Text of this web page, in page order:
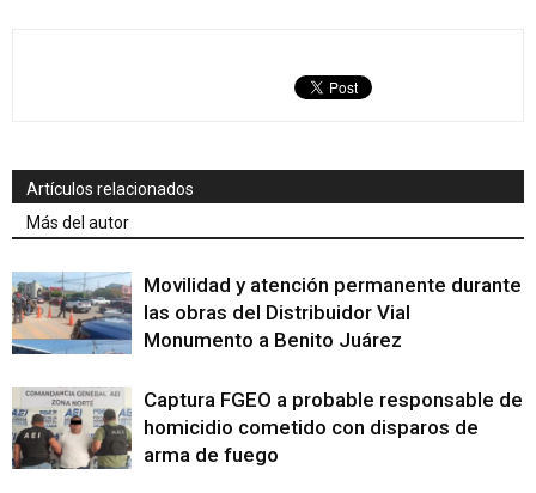
Artículos relacionados
Más del autor
Movilidad y atención permanente durante
las obras del Distribuidor Vial
Monumento a Benito Juárez
Captura FGEO a probable responsable de
homicidio cometido con disparos de
arma de fuego